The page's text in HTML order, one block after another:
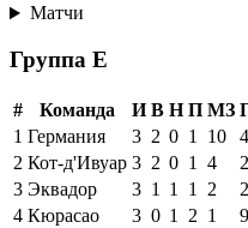
Матчи
Группа E
# Команда И В Н П МЗ
1 Германия 3 2 0 1 10 4
2 Кот-д'Ивуар 3 2 0 1 4 2
3 Эквадор 3 1 1 1 2 2
4 Кюрасао 3 0 1 2 1 9